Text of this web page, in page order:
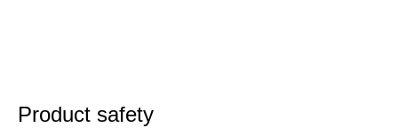
Product safety